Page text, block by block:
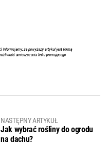
NASTĘPNY ARTYKUŁ
Jak wybrać rośliny do ogrodu
na dachu?